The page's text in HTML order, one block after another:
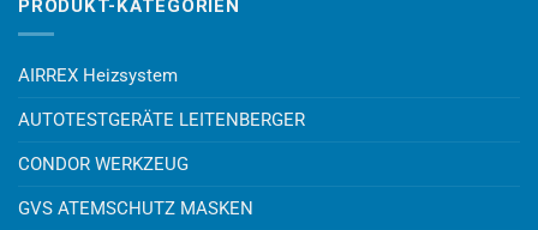
PRODUKT-KATEGORIEN
AIRREX Heizsystem
AUTOTESTGERÄTE LEITENBERGER
CONDOR WERKZEUG
GVS ATEMSCHUTZ MASKEN